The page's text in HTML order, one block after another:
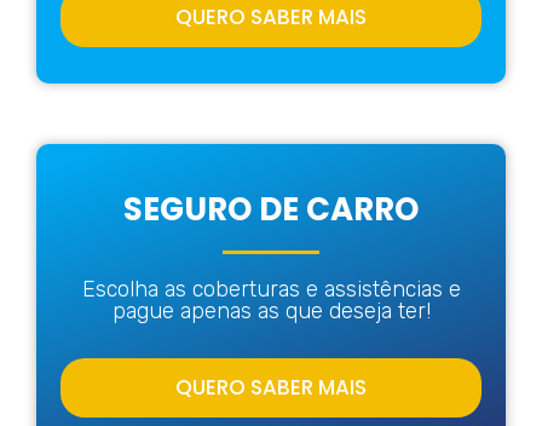
QUERO SABER MAIS
SEGURO DE CARRO
Escolha as coberturas e assistências e
pague apenas as que deseja ter!
QUERO SABER MAIS